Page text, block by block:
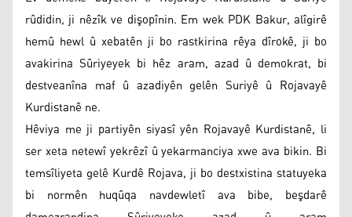
rûdidin, ji nêzîk ve dişopînin. Em wek PDK Bakur, alîgirê
hemû hewl û xebatên ji bo rastkirina rêya dîrokê, ji bo
avakirina Sûriyeyek bi hêz aram, azad û demokrat, bi
destveanîna maf û azadiyên gelên Suriyê û Rojavayê
Kurdistanê ne.
Hêviya me ji partiyên siyasî yên Rojavayê Kurdistanê, li
ser xeta netewî yekrêzî û yekarmanciya xwe ava bikin. Bi
temsîliyeta gelê Kurdê Rojava, ji bo destxistina statuyeka
bi normên huqûqa navdewletî ava bibe, beşdarê